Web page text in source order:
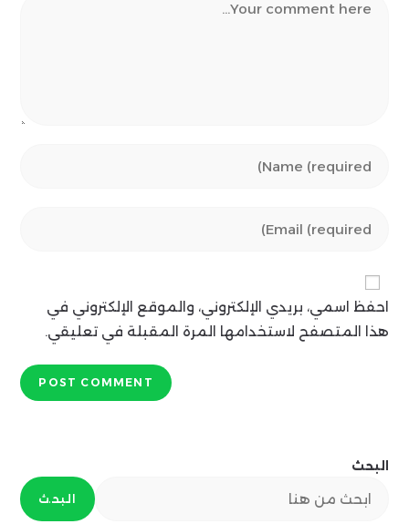
comment
address
to
comment
احفظ اسمي، بريدي الإلكتروني، والموقع الإلكتروني في
هذا المتصفح لاستخدامها المرة المقبلة في تعليقي.
البحث
البحث